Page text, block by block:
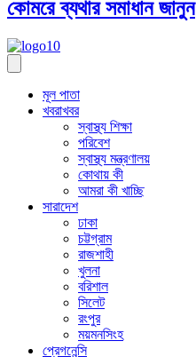
কোমরে ব্যথার সমাধান জানুন
মূল পাতা
খবরাখবর
স্বাস্থ্য শিক্ষা
পরিবেশ
স্বাস্থ্য মন্ত্রণালয়
কোথায় কী
আমরা কী খাচ্ছি
সারাদেশ
ঢাকা
চট্টগ্রাম
রাজশাহী
খুলনা
বরিশাল
সিলেট
রংপুর
ময়মনসিংহ
প্রেগনেন্সি